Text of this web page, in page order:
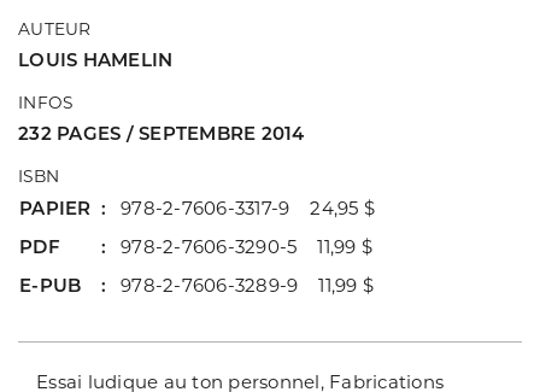
AUTEUR
LOUIS HAMELIN
INFOS
232 PAGES / SEPTEMBRE 2014
ISBN
PAPIER
978-2-7606-3317-9 24,95 $
PDF
978-2-7606-3290-5 11,99 $
E-PUB
978-2-7606-3289-9 11,99 $
Essai ludique au ton personnel, Fabrications